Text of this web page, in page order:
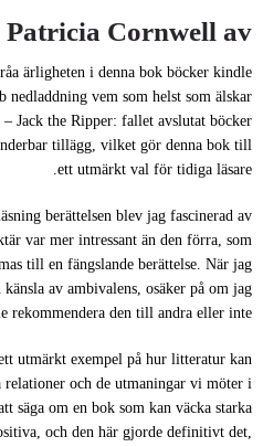
Patricia Cornwell av
ärligheten i denna bok böcker kindle
nedladdning vem som helst som älskar
Jack the Ripper: fallet avslutat böcker
tillägg, vilket gör denna bok till
ett utmärkt val för tidiga läsare.
berättelsen blev jag fascinerad av
var mer intressant än den förra, som
till en fängslande berättelse. När jag
av ambivalens, osäker på om jag
rekommendera den till andra eller inte.
utmärkt exempel på hur litteratur kan
och de utmaningar vi möter i
säga om en bok som kan väcka starka
och den här gjorde definitivt det,